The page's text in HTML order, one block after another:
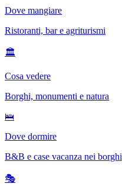
Dove mangiare
Ristoranti, bar e agriturismi
🏛
Cosa vedere
Borghi, monumenti e natura
🛌
Dove dormire
B&B e case vacanza nei borghi
🎭